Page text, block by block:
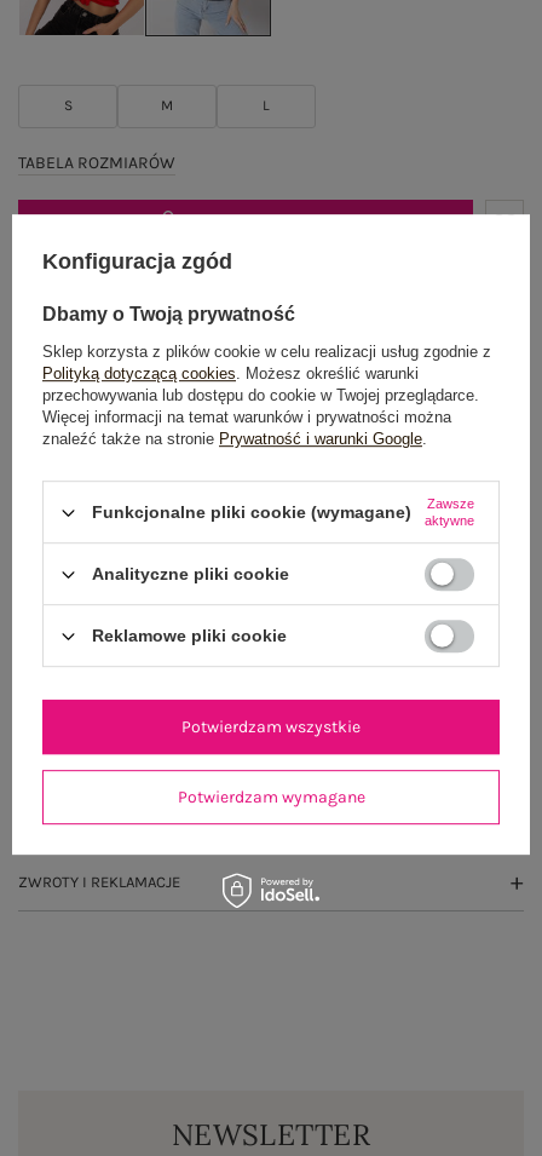
S M L
TABELA ROZMIARÓW
Dostawaod 7,99 zł
Do darmowej dostawy brakuje 200,00 zł
100 dni na zwrot
OPINIE O PRODUKCIE (0)
WYSYŁKA I DOSTAWA
ZWROTY I REKLAMACJE
NEWSLETTER
Konfiguracja zgód
Dbamy o Twoją prywatność
Sklep korzysta z plików cookie w celu realizacji usług zgodnie z
Polityką dotyczącą cookies. Możesz określić warunki
przechowywania lub dostępu do cookie w Twojej przeglądarce.
Więcej informacji na temat warunków i prywatności można
znaleźć także na stronie Prywatność i warunki Google.
Funkcjonalne pliki cookie (wymagane)
Zawsze
aktywne
Analityczne pliki cookie
Reklamowe pliki cookie
Potwierdzam wymagane
Potwierdzam wszystkie